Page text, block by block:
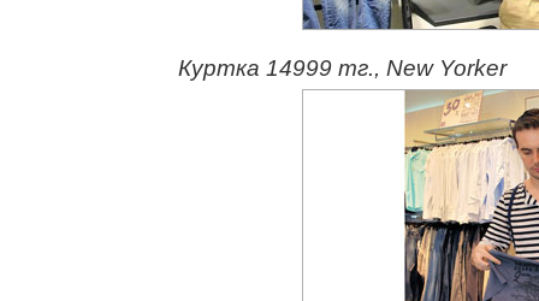
Куртка 14999 тг., New Yorker